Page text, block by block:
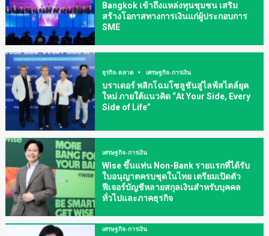
Bangkok เข้าถึงแหล่งทุนชุมชน เสริม
สร้างโอกาสทางการเงินแก่ผู้ประกอบการ
SME
ธุรกิจ-ตลาด เศรษฐกิจ-การเงิน
บราเดอร์ พลิกโฉมโซลูชันสู่ไลฟ์สไตล์ยุค
ใหม่ ภายใต้แนวคิด “At Your Side, Every
Side of Life”
เศรษฐกิจ-การเงิน
Wise ขึ้นแท่น Non-Bank รายแรกที่ได้รับ
ใบอนุญาตครบชุดในไทย เตรียมเปิดตัว
ฟีเจอร์บัญชีหลายสกุลเงินสำหรับบุคคล
ทั่วไปและภาคธุรกิจ
เศรษฐกิจ-การเงิน